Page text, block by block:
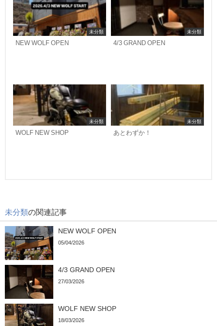
未分類
NEW WOLF OPEN
未分類
4/3 GRAND OPEN
未分類
WOLF NEW SHOP
未分類
あとわずか！
未分類の関連記事
NEW WOLF OPEN
05/04/2026
4/3 GRAND OPEN
27/03/2026
WOLF NEW SHOP
18/03/2026